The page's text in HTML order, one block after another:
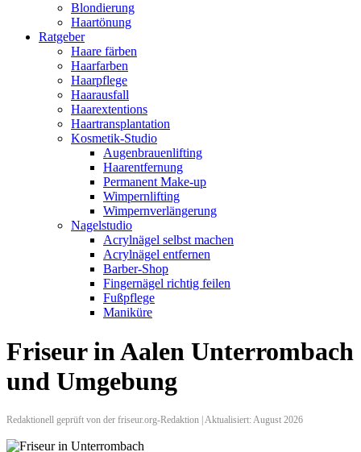
Blondierung
Haartönung
Ratgeber
Haare färben
Haarfarben
Haarpflege
Haarausfall
Haarextentions
Haartransplantation
Kosmetik-Studio
Augenbrauenlifting
Haarentfernung
Permanent Make-up
Wimpernlifting
Wimpernverlängerung
Nagelstudio
Acrylnägel selbst machen
Acrylnägel entfernen
Barber-Shop
Fingernägel richtig feilen
Fußpflege
Maniküre
Friseur in Aalen Unterrombach
und Umgebung
Redaktionell geprüft von der friseur.org-Redaktion | Aktualisiert: August 2026